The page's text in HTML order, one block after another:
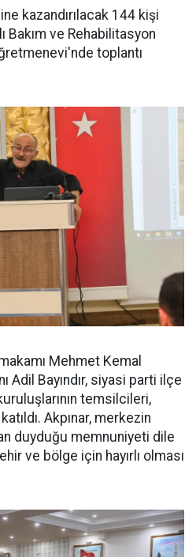
kazandırılacak 144 kişi
Bakım ve Rehabilitasyon
toplantı
Mehmet Kemal
Adil Bayındır, siyasi parti ilçe
temsilcileri,
Akpınar, merkezin
duyduğu memnuniyeti dile
ve bölge için hayırlı olması